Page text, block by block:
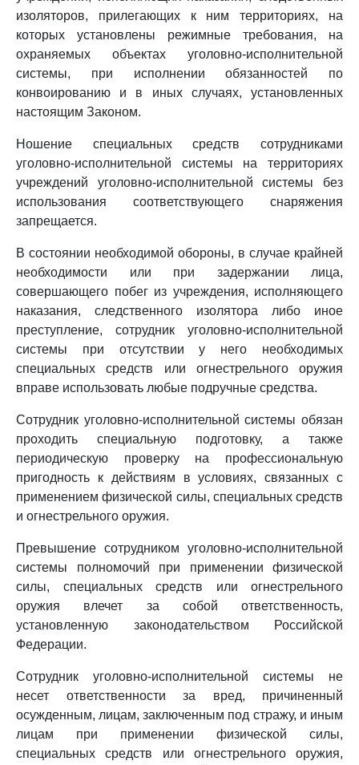
изоляторов, прилегающих к ним территориях, на
которых установлены режимные требования, на
охраняемых объектах уголовно-исполнительной
системы, при исполнении обязанностей по
конвоированию и в иных случаях, установленных
настоящим Законом.
Ношение специальных средств сотрудниками
уголовно-исполнительной системы на территориях
учреждений уголовно-исполнительной системы без
использования соответствующего снаряжения
запрещается.
В состоянии необходимой обороны, в случае крайней
необходимости или при задержании лица,
совершающего побег из учреждения, исполняющего
наказания, следственного изолятора либо иное
преступление, сотрудник уголовно-исполнительной
системы при отсутствии у него необходимых
специальных средств или огнестрельного оружия
вправе использовать любые подручные средства.
Сотрудник уголовно-исполнительной системы обязан
проходить специальную подготовку, а также
периодическую проверку на профессиональную
пригодность к действиям в условиях, связанных с
применением физической силы, специальных средств
и огнестрельного оружия.
Превышение сотрудником уголовно-исполнительной
системы полномочий при применении физической
силы, специальных средств или огнестрельного
оружия влечет за собой ответственность,
установленную законодательством Российской
Федерации.
Сотрудник уголовно-исполнительной системы не
несет ответственности за вред, причиненный
осужденным, лицам, заключенным под стражу, и иным
лицам при применении физической силы,
специальных средств или огнестрельного оружия,